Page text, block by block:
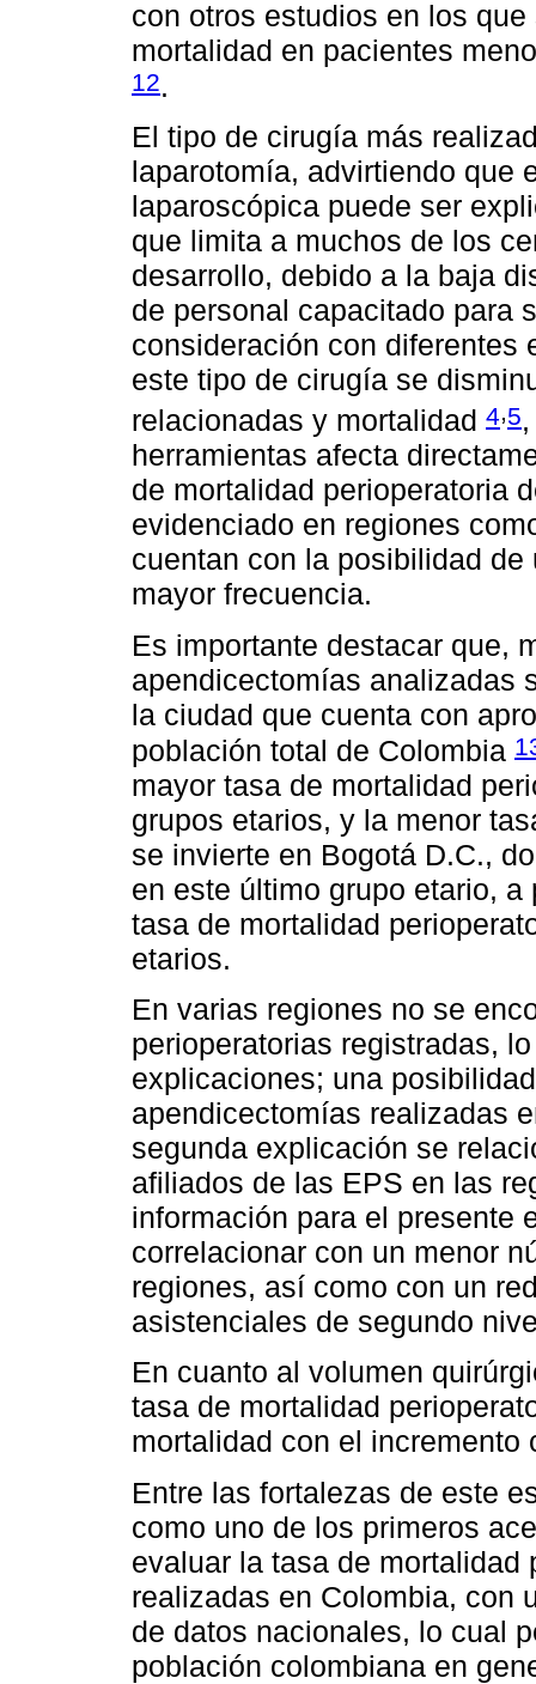
con otros estudios en los
mortalidad en pacientes
12.
El tipo de cirugía más
laparotomía, advirtiendo que
laparoscópica puede ser
que limita a muchos de los
desarrollo, debido a la baja
de personal capacitado para
consideración con diferentes
este tipo de cirugía se
relacionadas y mortalidad 4,5
herramientas afecta
de mortalidad perioperatoria
evidenciado en regiones
cuentan con la posibilidad
mayor frecuencia.
Es importante destacar que,
apendicectomías analizadas
la ciudad que cuenta con
población total de Colombia
mayor tasa de mortalidad
grupos etarios, y la menor
se invierte en Bogotá D.C.,
en este último grupo etario,
tasa de mortalidad
etarios.
En varias regiones no se
perioperatorias registradas,
explicaciones; una
apendicectomías realizadas
segunda explicación se
afiliados de las EPS en las
información para el presente
correlacionar con un menor
regiones, así como con un
asistenciales de segundo
En cuanto al volumen
tasa de mortalidad
mortalidad con el
Entre las fortalezas de este
como uno de los primeros
evaluar la tasa de
realizadas en Colombia, con
de datos nacionales, lo cual
población colombiana en